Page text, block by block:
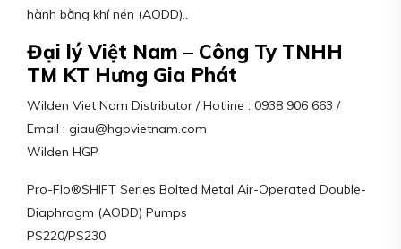
hành bằng khí nén (AODD)..
Đại lý Việt Nam – Công Ty TNHH
TM KT Hưng Gia Phát
Wilden Viet Nam Distributor / Hotline : 0938 906 663 /
Email : giau@hgpvietnam.com
Wilden HGP
Pro-Flo®SHIFT Series Bolted Metal Air-Operated Double-
Diaphragm (AODD) Pumps
PS220/PS230